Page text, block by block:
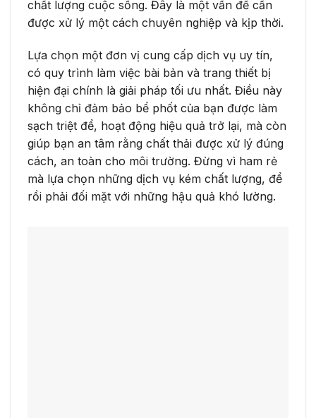
chất lượng cuộc sống. Đây là một vấn đề cần
được xử lý một cách chuyên nghiệp và kịp thời.
Lựa chọn một đơn vị cung cấp dịch vụ uy tín,
có quy trình làm việc bài bản và trang thiết bị
hiện đại chính là giải pháp tối ưu nhất. Điều này
không chỉ đảm bảo bể phốt của bạn được làm
sạch triệt để, hoạt động hiệu quả trở lại, mà còn
giúp bạn an tâm rằng chất thải được xử lý đúng
cách, an toàn cho môi trường. Đừng vì ham rẻ
mà lựa chọn những dịch vụ kém chất lượng, để
rồi phải đối mặt với những hậu quả khó lường.